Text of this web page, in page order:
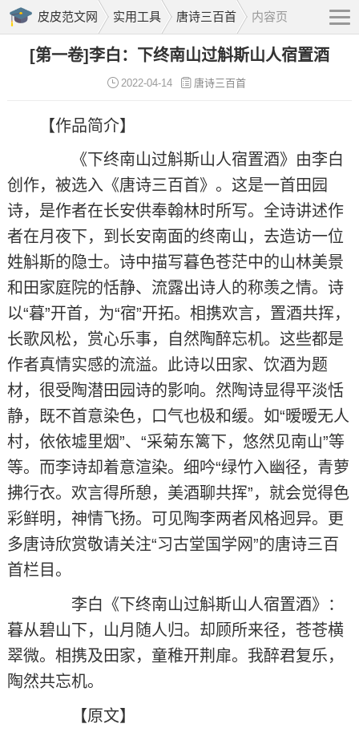
皮皮范文网 实用工具 唐诗三百首 内容页
[第一卷]李白：下终南山过斛斯山人宿置酒
2022-04-14 唐诗三百首
【作品简介】
《下终南山过斛斯山人宿置酒》由李白
创作，被选入《唐诗三百首》。这是一首田园
诗，是作者在长安供奉翰林时所写。全诗讲述作
者在月夜下，到长安南面的终南山，去造访一位
姓斛斯的隐士。诗中描写暮色苍茫中的山林美景
和田家庭院的恬静、流露出诗人的称羡之情。诗
以“暮”开首，为“宿”开拓。相携欢言，置酒共挥，
长歌风松，赏心乐事，自然陶醉忘机。这些都是
作者真情实感的流溢。此诗以田家、饮酒为题
材，很受陶潜田园诗的影响。然陶诗显得平淡恬
静，既不首意染色，口气也极和缓。如“暧暧无人
村，依依墟里烟”、“采菊东篱下，悠然见南山”等
等。而李诗却着意渲染。细吟“绿竹入幽径，青萝
拂行衣。欢言得所憩，美酒聊共挥”，就会觉得色
彩鲜明，神情飞扬。可见陶李两者风格迥异。更
多唐诗欣赏敬请关注“习古堂国学网”的唐诗三百
首栏目。
李白《下终南山过斛斯山人宿置酒》：
暮从碧山下，山月随人归。却顾所来径，苍苍横
翠微。相携及田家，童稚开荆扉。我醉君复乐，
陶然共忘机。
【原文】